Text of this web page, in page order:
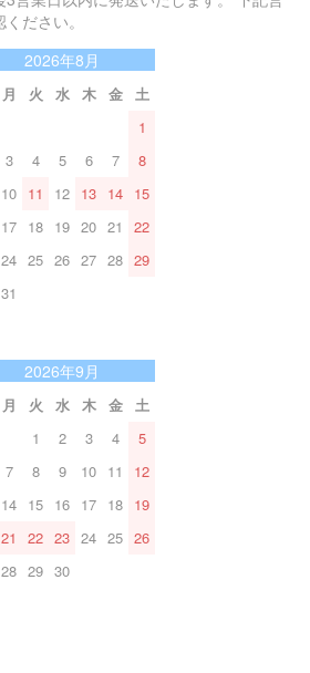
ださい。
2026年8月
月 火 水 木 金
土
1
3 4 5 6 7
8
10 11 12 13 14 15
17 18 19 20 21
22
24 25 26 27 28 29
31
2026年9月
月 火 水 木 金
土
1
2 3 4
5
7 8 9 10 11
12
14 15 16 17 18 19
21 22 23 24 25 26
28 29 30